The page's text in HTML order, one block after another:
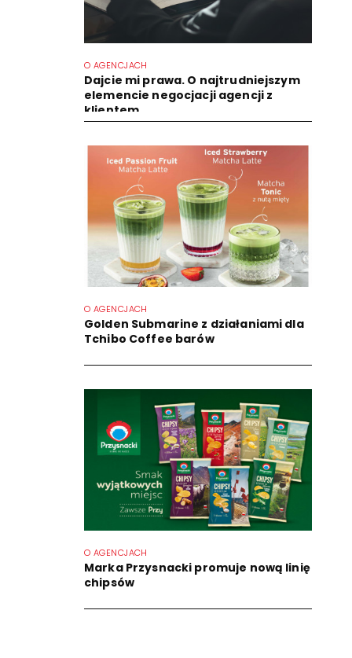
O AGENCJACH
Dajcie mi prawa. O najtrudniejszym
elemencie negocjacji agencji z
klientem
O AGENCJACH
Golden Submarine z działaniami dla
Tchibo Coffee barów
O AGENCJACH
Marka Przysnacki promuje nową linię
chipsów